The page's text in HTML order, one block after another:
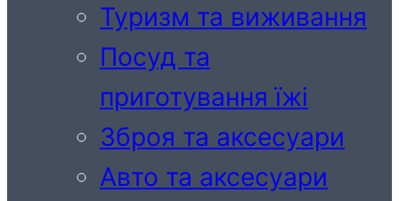
Туризм та виживання
Посуд та
приготування їжі
Зброя та аксесуари
Авто та аксесуари